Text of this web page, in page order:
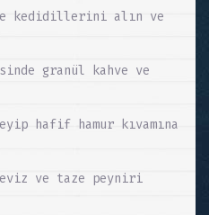
kedidillerini alın ve
granül kahve ve
hafif hamur kıvamına
ve taze peyniri